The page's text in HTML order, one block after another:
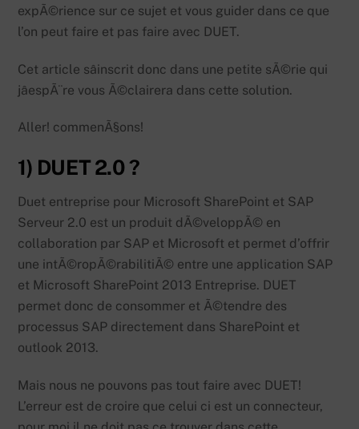
expÃ©rience sur ce sujet et vous guider dans ce que
l’on peut faire et pas faire avec DUET.
Cet article sâinscrit donc dans une petite sÃ©rie qui
jâespÃ¨re vous Ã©clairera dans cette solution.
Aller! commenÃ§ons!
1) DUET 2.0 ?
Duet entreprise pour Microsoft SharePoint et SAP
Serveur 2.0 est un produit dÃ©veloppÃ© en
collaboration par SAP et Microsoft et permet d’offrir
une intÃ©ropÃ©rabilitiÃ© entre une application SAP
et Microsoft SharePoint 2013 Entreprise. DUET
permet donc de consommer et Ã©tendre des
processus SAP directement dans SharePoint et
outlook 2013.
Mais nous ne pouvons pas tout faire avec DUET!
L’erreur est de croire que celui ci est un connecteur,